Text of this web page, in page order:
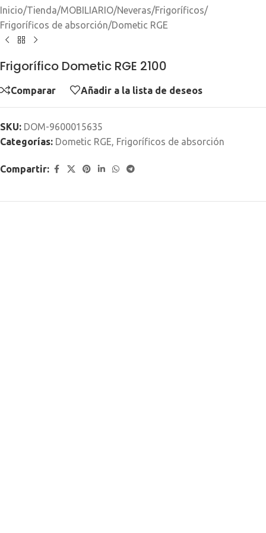
Inicio/Tienda/MOBILIARIO/Neveras/Frigoríficos/
Frigoríficos de absorción/Dometic RGE
Frigorífico Dometic RGE 2100
Comparar Añadir a la lista de deseos
SKU: DOM-9600015635
Categorías: Dometic RGE, Frigoríficos de absorción
Compartir: